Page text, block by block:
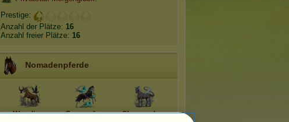
Prestige:
Anzahl der Plätze: 16
Anzahl freier Plätze: 16
Nomadenpferde
Wendigo Sensenfrau Chupacabra